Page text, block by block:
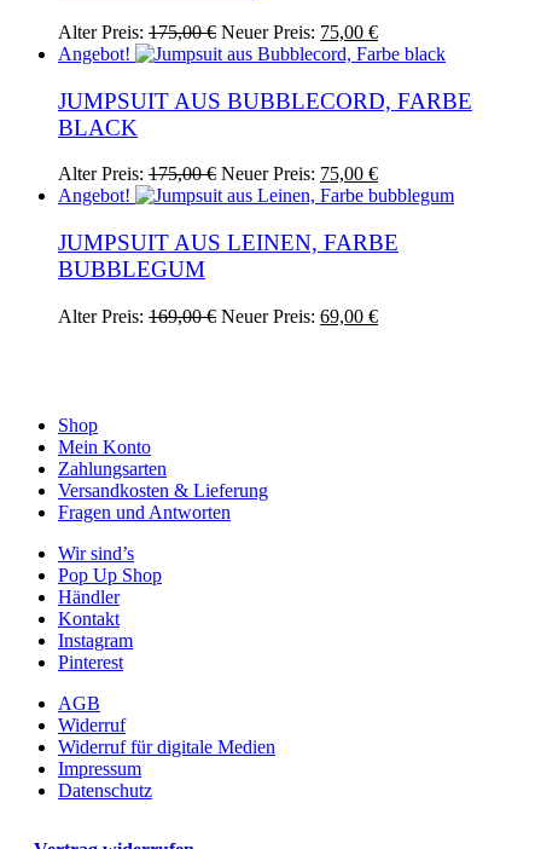
Optionen
können
der
werden
Alter Preis: 175,00€ Ursprünglicher
Preis
175,00 €
Neuer Preis: 75,00 €Aktueller
Preis
75,00 €.
Dieses
Produkt
mehrere
Varianten
Optionen
können
der
werden
Angebot!
JUMPSUIT AUS BUBBLECORD, FARBE
BLACK
Alter Preis: 175,00€ Ursprünglicher
Preis
175,00 €
Neuer Preis: 75,00 €Aktueller
Preis
75,00 €.
Dieses
Produkt
mehrere
Varianten
Optionen
Angebot!
JUMPSUIT AUS LEINEN, FARBE
BUBBLEGUM
Alter Preis: 169,00€ Ursprünglicher
Neuer Preis: 69,00 €Aktueller
Dieses
Shop
Mein Konto
Zahlungsarten
Versandkosten & Lieferung
Fragen und Antworten
Wir sind’s
Pop Up Shop
Händler
Kontakt
Instagram
Pinterest
AGB
Widerruf
Widerruf für digitale Medien
Impressum
Datenschutz